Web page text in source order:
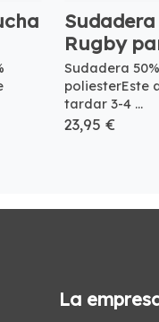
Rugby
Sudadera
poliesterEste
tardar 3-4 ...
23,95 €
La